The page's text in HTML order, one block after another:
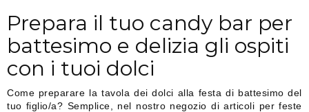
Prepara il tuo candy bar per
battesimo e delizia gli ospiti
con i tuoi dolci
Come preparare la tavola dei dolci alla festa di battesimo del
tuo figlio/a? Semplice, nel nostro negozio di articoli per feste